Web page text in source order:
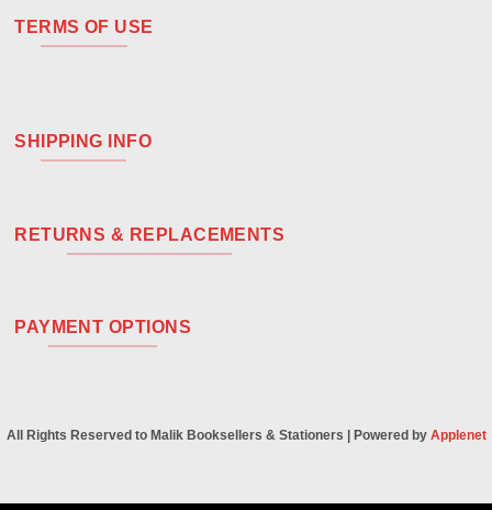
TERMS OF USE
SHIPPING INFO
RETURNS & REPLACEMENTS
PAYMENT OPTIONS
All Rights Reserved to Malik Booksellers & Stationers | Powered by Applenet